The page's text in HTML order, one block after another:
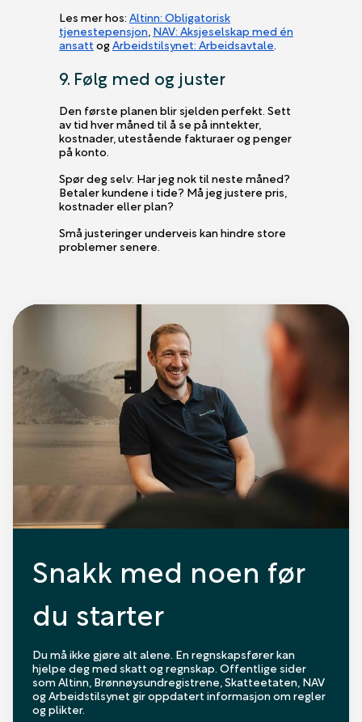
Les mer hos:Altinn: Obligatorisk
tjenestepensjon NAV: Aksjeselskap med én
ansattogArbeidstilsynet: Arbeidsavtale.
9. Følg med og juster
Den første planen blir sjelden perfekt. Sett
av tid hver måned til å se på inntekter,
kostnader, utestående fakturaer og penger
på konto.
Spør deg selv: Har jeg nok til neste måned?
Betaler kundene i tide? Må jeg justere pris,
kostnader eller plan?
Små justeringer underveis kan hindre store
problemer senere.
Snakk med noen før
du starter
Du må ikke gjøre alt alene. En regnskapsfører kan
hjelpe deg med skatt og regnskap. Offentlige sider
som Altinn, Brønnøysundregistrene, Skatteetaten, NAV
og Arbeidstilsynet gir oppdatert informasjon om regler
og plikter.